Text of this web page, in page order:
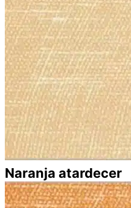
Naranja atardecer